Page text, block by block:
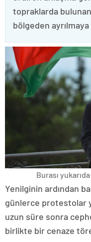
topraklarda
bölgeden
Burası
Yenilginin ardından
günlerce protestolar
uzun süre sonra
birlikte bir cenaze